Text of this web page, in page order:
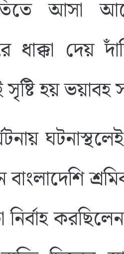
আসা
ধাক্কা দেয়
সৃষ্টি হয় ভয়াবহ
নির্বাহ